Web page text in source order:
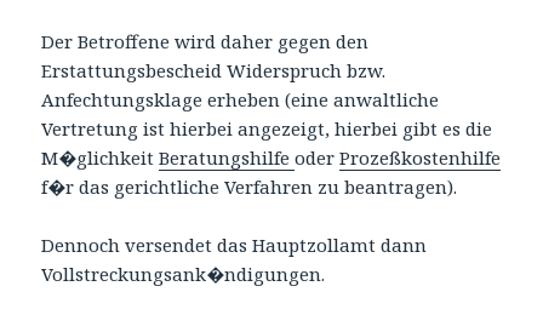
Der Betroffene wird daher gegen den
Erstattungsbescheid Widerspruch bzw.
Anfechtungsklage erheben (eine anwaltliche
Vertretung ist hierbei angezeigt, hierbei gibt es die
M�glichkeitBeratungshilfeoderProzeßkostenhilfe
f�r das gerichtliche Verfahren zu beantragen).
Dennoch versendet das Hauptzollamt dann
Vollstreckungsank�ndigungen.